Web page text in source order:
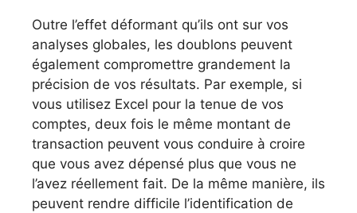
Outre l’effet déformant qu’ils ont sur vos
analyses globales, les doublons peuvent
également compromettre grandement la
précision de vos résultats. Par exemple, si
vous utilisez Excel pour la tenue de vos
comptes, deux fois le même montant de
transaction peuvent vous conduire à croire
que vous avez dépensé plus que vous ne
l’avez réellement fait. De la même manière, ils
peuvent rendre difficile l’identification de